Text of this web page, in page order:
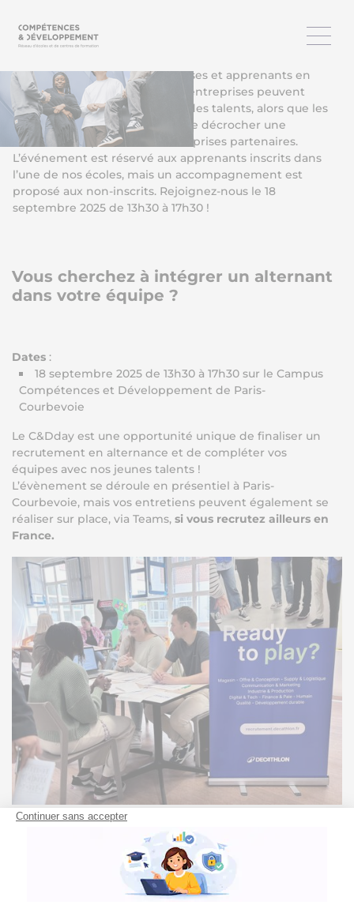
l’alternance qui réunit entreprises et apprenants en
recherche d’opportunités. Les entreprises peuvent
rencontrer et présélectionner des talents, alors que les
apprenants ont l’opportunité de décrocher une
alternance auprès de nos entreprises partenaires.
L’événement est réservé aux apprenants inscrits dans
l’une de nos écoles, mais un accompagnement est
proposé aux non-inscrits. Rejoignez-nous le 18
septembre 2025 de 13h30 à 17h30 !
Vous cherchez à intégrer un alternant
dans votre équipe ?
Dates :
18 septembre 2025 de 13h30 à 17h30 sur le Campus
Compétences et Développement de Paris-
Courbevoie
Le C&Dday est une opportunité unique de finaliser un
recrutement en alternance et de compléter vos
équipes avec nos jeunes talents !
L’évènement se déroule en présentiel à Paris-
Courbevoie, mais vos entretiens peuvent également se
réaliser sur place, via Teams, si vous recrutez ailleurs en
France.
Rencontrez, échangez et présélectionnez des
candidats motivés, formés et disponibles